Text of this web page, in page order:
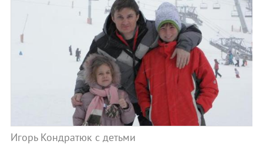
Игорь Кондратюк с детьми